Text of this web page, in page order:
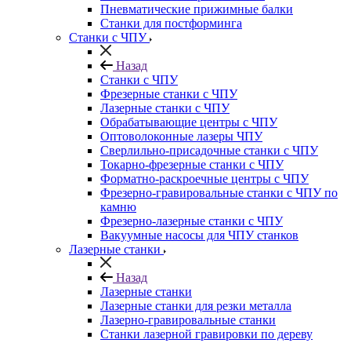
Пневматические прижимные балки
Станки для постформинга
Станки с ЧПУ
Назад
Станки с ЧПУ
Фрезерные станки с ЧПУ
Лазерные станки с ЧПУ
Обрабатывающие центры с ЧПУ
Оптоволоконные лазеры ЧПУ
Сверлильно-присадочные станки с ЧПУ
Токарно-фрезерные станки с ЧПУ
Форматно-раскроечные центры с ЧПУ
Фрезерно-гравировальные станки с ЧПУ по
камню
Фрезерно-лазерные станки с ЧПУ
Вакуумные насосы для ЧПУ станков
Лазерные станки
Назад
Лазерные станки
Лазерные станки для резки металла
Лазерно-гравировальные станки
Станки лазерной гравировки по дереву